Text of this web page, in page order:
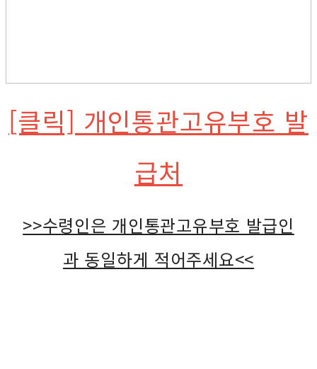
[클릭] 개인통관고유부호 발
급처
>>수령인은 개인통관고유부호 발급인
과 동일하게 적어주세요<<